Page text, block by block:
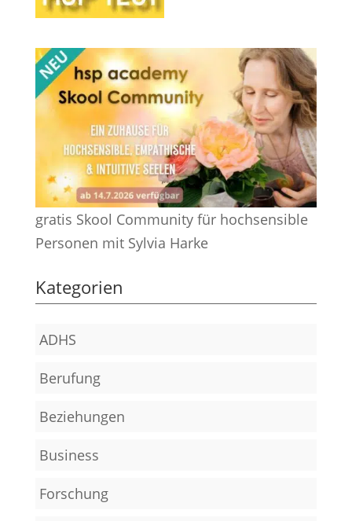
gratis Skool Community für hochsensible
Personen mit Sylvia Harke
Kategorien
ADHS
Berufung
Beziehungen
Business
Forschung